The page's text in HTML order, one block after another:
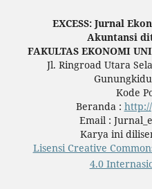
EXCESS: Jurnal
Akuntansi
FAKULTAS EKONOMI
Jl. Ringroad Utara
Kode
Beranda :
Email :
Karya ini
Lisensi Creative
4.0